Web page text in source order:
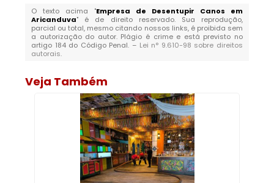
O texto acima "Empresa de Desentupir Canos em
Aricanduva" é de direito reservado. Sua reprodução,
parcial ou total, mesmo citando nossos links, é proibida sem
a autorização do autor. Plágio é crime e está previsto no
artigo 184 do Código Penal. – Lei n° 9.610-98 sobre direitos
autorais.
Veja Também